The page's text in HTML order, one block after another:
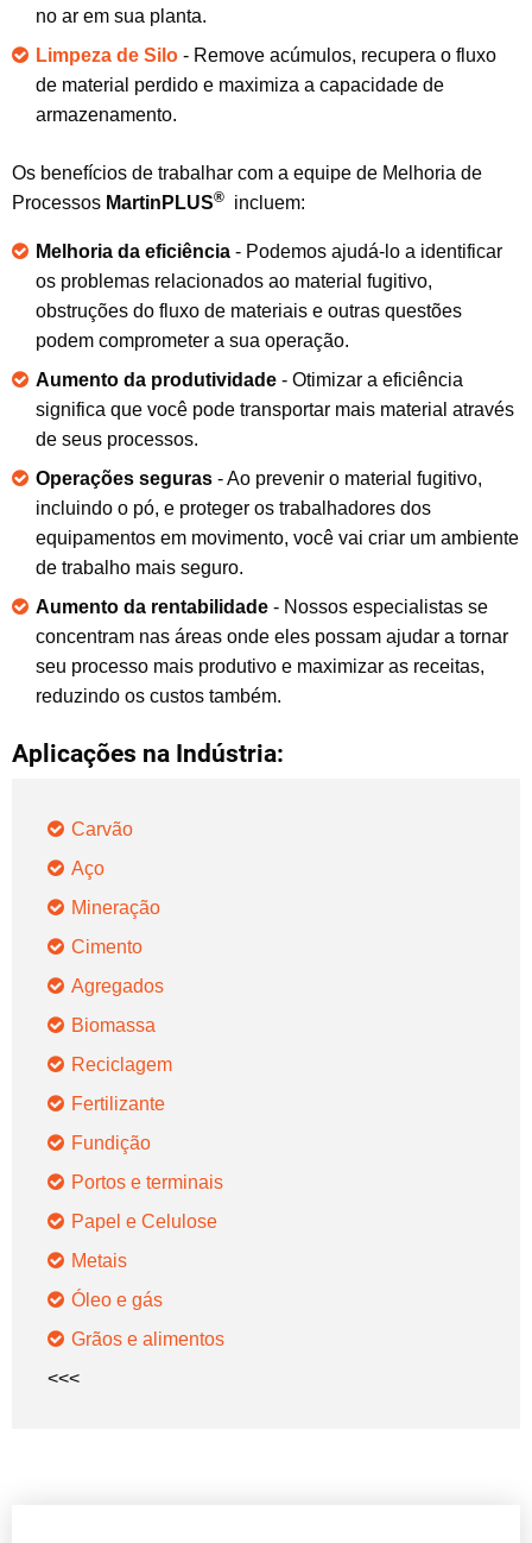
no ar em sua planta.
Limpeza de Silo - Remove acúmulos, recupera o fluxo
de material perdido e maximiza a capacidade de
armazenamento.
Os benefícios de trabalhar com a equipe de Melhoria de
Processos MartinPLUS® incluem:
Melhoria da eficiência - Podemos ajudá-lo a identificar
os problemas relacionados ao material fugitivo,
obstruções do fluxo de materiais e outras questões
podem comprometer a sua operação.
Aumento da produtividade - Otimizar a eficiência
significa que você pode transportar mais material através
de seus processos.
Operações seguras -Ao prevenir o material fugitivo,
incluindo o pó, e proteger os trabalhadores dos
equipamentos em movimento, você vai criar um ambiente
de trabalho mais seguro.
Aumento da rentabilidade - Nossos especialistas se
concentram nas áreas onde eles possam ajudar a tornar
seu processo mais produtivo e maximizar as receitas,
reduzindo os custos também.
Aplicações na Indústria:
Carvão
Aço
Mineração
Cimento
Agregados
Biomassa
Reciclagem
Fertilizante
Fundição
Portos e terminais
Papel e Celulose
Metais
Óleo e gás
Grãos e alimentos
<<<